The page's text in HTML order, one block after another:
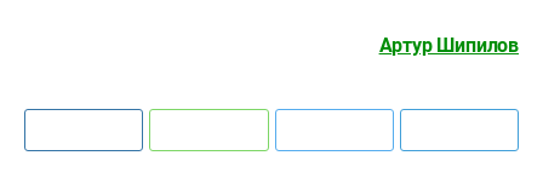
Артур Шипилов